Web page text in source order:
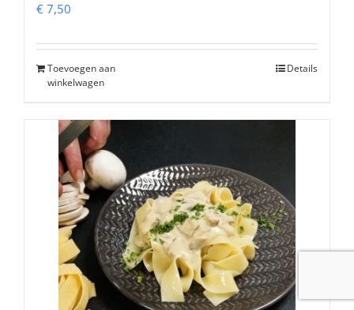
€ 7,50
Toevoegen aan
winkelwagen
Details